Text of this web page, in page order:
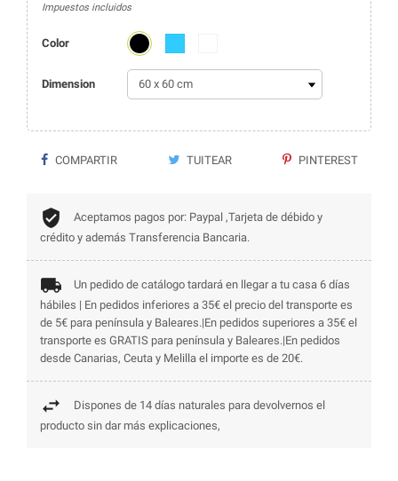
Impuestos incluidos
Color Negro
Dimension
COMPARTIR TUITEAR PINTEREST
Aceptamos pagos por: Paypal ,Tarjeta de débido y
crédito y además Transferencia Bancaria.
Un pedido de catálogo tardará en llegar a tu casa 6 días
hábiles | En pedidos inferiores a 35€ el precio del transporte es
de 5€ para península y Baleares.|En pedidos superiores a 35€ el
transporte es GRATIS para península y Baleares.|En pedidos
desde Canarias, Ceuta y Melilla el importe es de 20€.
Dispones de 14 días naturales para devolvernos el
producto sin dar más explicaciones,